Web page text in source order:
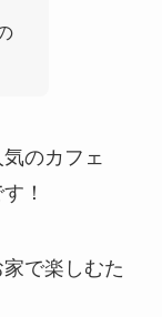
のカフェ
！
で楽しむた